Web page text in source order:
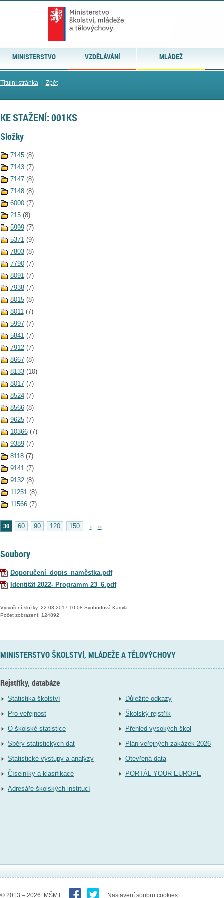
MINISTERSTVO VZDĚLÁVÁNÍ MLÁDEŽ
Titulní stránka| Zpět
KE STAŽENÍ: 001KS
Složky
7145 (8)
7143 (7)
7147 (8)
7148 (8)
6000 (7)
215 (8)
5999 (7)
5371 (9)
7803 (8)
7790 (7)
8091 (7)
7938 (7)
8015 (8)
8011 (7)
5997 (7)
5841 (7)
7912 (7)
8667 (8)
8133 (10)
8017 (7)
8524 (7)
8566 (8)
9625 (7)
10366 (7)
9389 (7)
8118 (7)
9141 (7)
9132 (8)
11251 (8)
11566 (7)
30 60 90 120 150 › ››
Soubory
Doporučení_dopis_naměstka.pdf
Identität 2022- Programm 23_6.pdf
Vytvoření složky: 22.03.2017 10:08 Svobodová Kamila
Počet zobrazení: 124892
MINISTERSTVO ŠKOLSTVÍ, MLÁDEŽE A TĚLOVÝCHOVY
Rejstříky, databáze
Statistika školství
Pro veřejnost
O školské statistice
Sběry statistických dat
Statistické výstupy a analýzy
Číselníky a klasifikace
Adresáře školských institucí
Důležité odkazy
Školský rejstřík
Přehled vysokých škol
Plán veřejných zakázek 2026
Otevřená data
PORTÁL YOUR EUROPE
© 2013 – 2026 MŠMT Nastavení soubrů cookies